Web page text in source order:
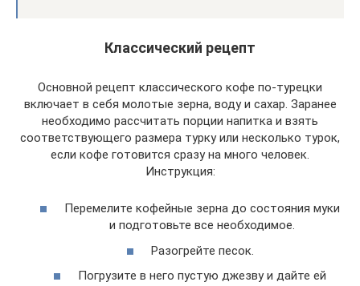
Классический рецепт
Основной рецепт классического кофе по-турецки
включает в себя молотые зерна, воду и сахар. Заранее
необходимо рассчитать порции напитка и взять
соответствующего размера турку или несколько турок,
если кофе готовится сразу на много человек.
Инструкция:
Перемелите кофейные зерна до состояния муки
и подготовьте все необходимое.
Разогрейте песок.
Погрузите в него пустую джезву и дайте ей